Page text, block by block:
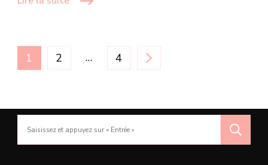
Pagination
des
publications
PAGE
1 PAGE
2 … PAGE
4